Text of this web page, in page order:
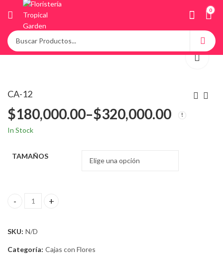
0
CA-12
$180,000.00–$320,000.00
In Stock
TAMAÑOS
CA-12 quantity
SKU: N/D
Categoría: Cajas con Flores